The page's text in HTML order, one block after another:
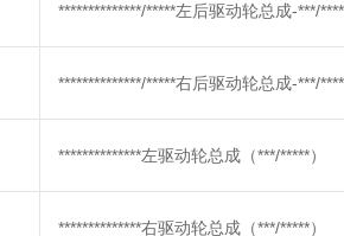
**************/*****左后驱动轮总成-***/
**************/*****右后驱动轮总成-***/
**************左驱动轮总成（***/*****）
**************右驱动轮总成（***/*****）